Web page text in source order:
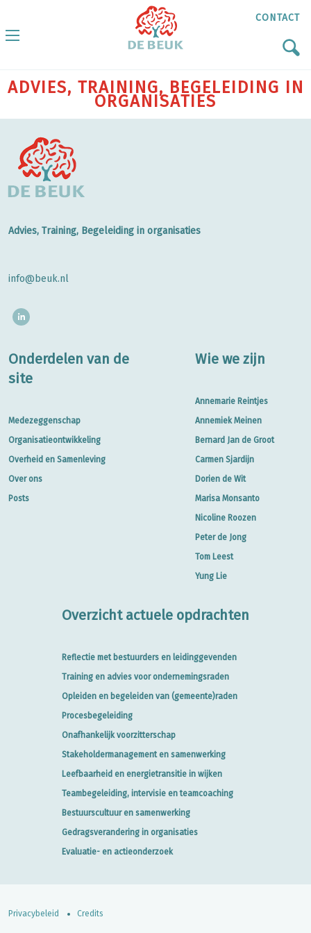
CONTACT
ADVIES, TRAINING, BEGELEIDING IN
ORGANISATIES
Advies, Training, Begeleiding in organisaties
info@beuk.nl
Onderdelen van de
site
Medezeggenschap
Organisatieontwikkeling
Overheid en Samenleving
Over ons
Posts
Wie we zijn
Annemarie Reintjes
Annemiek Meinen
Bernard Jan de Groot
Carmen Sjardijn
Dorien de Wit
Marisa Monsanto
Nicoline Roozen
Peter de Jong
Tom Leest
Yung Lie
Overzicht actuele opdrachten
Reflectie met bestuurders en leidinggevenden
Training en advies voor ondernemingsraden
Opleiden en begeleiden van (gemeente)raden
Procesbegeleiding
Onafhankelijk voorzitterschap
Stakeholdermanagement en samenwerking
Leefbaarheid en energietransitie in wijken
Teambegeleiding, intervisie en teamcoaching
Bestuurscultuur en samenwerking
Gedragsverandering in organisaties
Evaluatie- en actieonderzoek
Privacybeleid Credits